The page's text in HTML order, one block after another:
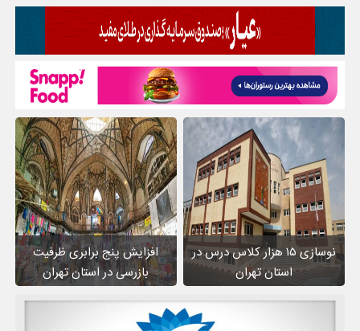
نوسازی ۱۵ هزار کلاس درس در
استان تهران
افزایش پنج برابری ظرفیت
بازرسی در استان تهران